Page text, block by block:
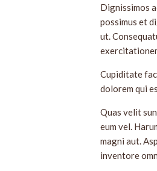
Dignissimos
possimus et
ut.
Cupiditate
dolorem qui
Quas velit
eum vel.
magni aut.
inventore